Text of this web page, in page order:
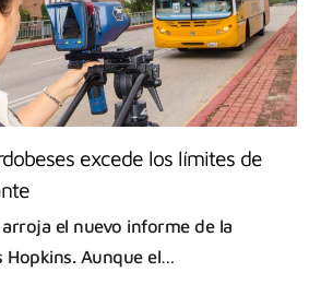
excede los límites de
el nuevo informe de la
Hopkins. Aunque el…